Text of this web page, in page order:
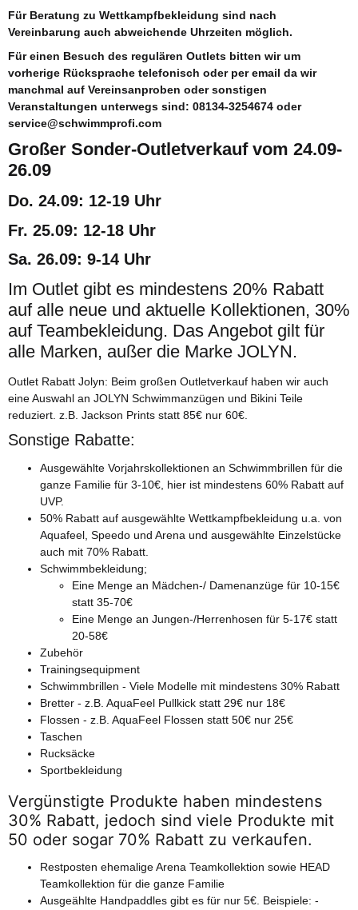
Arena Powerskin Primo Wettkampfkollektion
Welche Gründe sprechen für den Powerskin Primo von arena
und warum lohnt sich der Kauf? Hier klicken für den ganzen
Beitrag.
Weiter
welche Art Schwimmbrille am besten geeignet ist für
dich. Probiere es gleich mal aus.
Weiter
Was kann der neue Arena Powerskin Impulso?
Was zeichnet den
Arena Powerskin Impulso aus? Hier erfährst
Welcher Carbon Anzug ist der Richtige für mich?
„Welcher Carbon Anzug ist für mich am besten geeignet?“
Erfahre hier mehr über dieses Thema.
Arena - Core FX
Stark komprimierend und außergewöhnliche Stabilität in der
Körpermitte. Erfahre mehr über den Core FX.
Weiter
Für Beratung zu Wettkampfbekleidung sind nach
Vereinbarung auch abweichende Uhrzeiten möglich.
Für einen Besuch des regulären Outlets bitten wir um
vorherige Rücksprache telefonisch oder per email da wir
manchmal auf Vereinsanproben oder sonstigen
Veranstaltungen unterwegs sind: 08134-3254674 oder
service@schwimmprofi.com
Großer Sonder-Outletverkauf vom 24.09-
26.09
Do. 24.09: 12-19 Uhr
Fr. 25.09: 12-18 Uhr
Sa. 26.09: 9-14 Uhr
Im Outlet gibt es mindestens 20% Rabatt
auf alle neue und aktuelle Kollektionen, 30%
auf Teambekleidung. Das Angebot gilt für
alle Marken, außer die Marke JOLYN.
Outlet Rabatt Jolyn: Beim großen Outletverkauf haben wir auch
eine Auswahl an JOLYN Schwimmanzügen und Bikini Teile
reduziert. z.B. Jackson Prints statt 85€ nur 60€.
Sonstige Rabatte:
Ausgewählte Vorjahrskollektionen an Schwimmbrillen für die
ganze Familie für 3-10€, hier ist mindestens 60% Rabatt auf
UVP.
50% Rabatt auf ausgewählte Wettkampfbekleidung u.a. von
Aquafeel, Speedo und Arena und ausgewählte Einzelstücke
auch mit 70% Rabatt.
Schwimmbekleidung;
Eine Menge an Mädchen-/ Damenanzüge für 10-15€
statt 35-70€
Eine Menge an Jungen-/Herrenhosen für 5-17€ statt
20-58€
Zubehör
Trainingsequipment
Schwimmbrillen - Viele Modelle mit mindestens 30% Rabatt
Bretter - z.B. AquaFeel Pullkick statt 29€ nur 18€
Flossen - z.B. AquaFeel Flossen statt 50€ nur 25€
Taschen
Rucksäcke
Sportbekleidung
Vergünstigte Produkte haben mindestens
30% Rabatt, jedoch sind viele Produkte mit
50 oder sogar 70% Rabatt zu verkaufen.
Restposten ehemalige Arena Teamkollektion sowie HEAD
Teamkollektion für die ganze Familie
Ausgeählte Handpaddles gibt es für nur 5€. Beispiele: -